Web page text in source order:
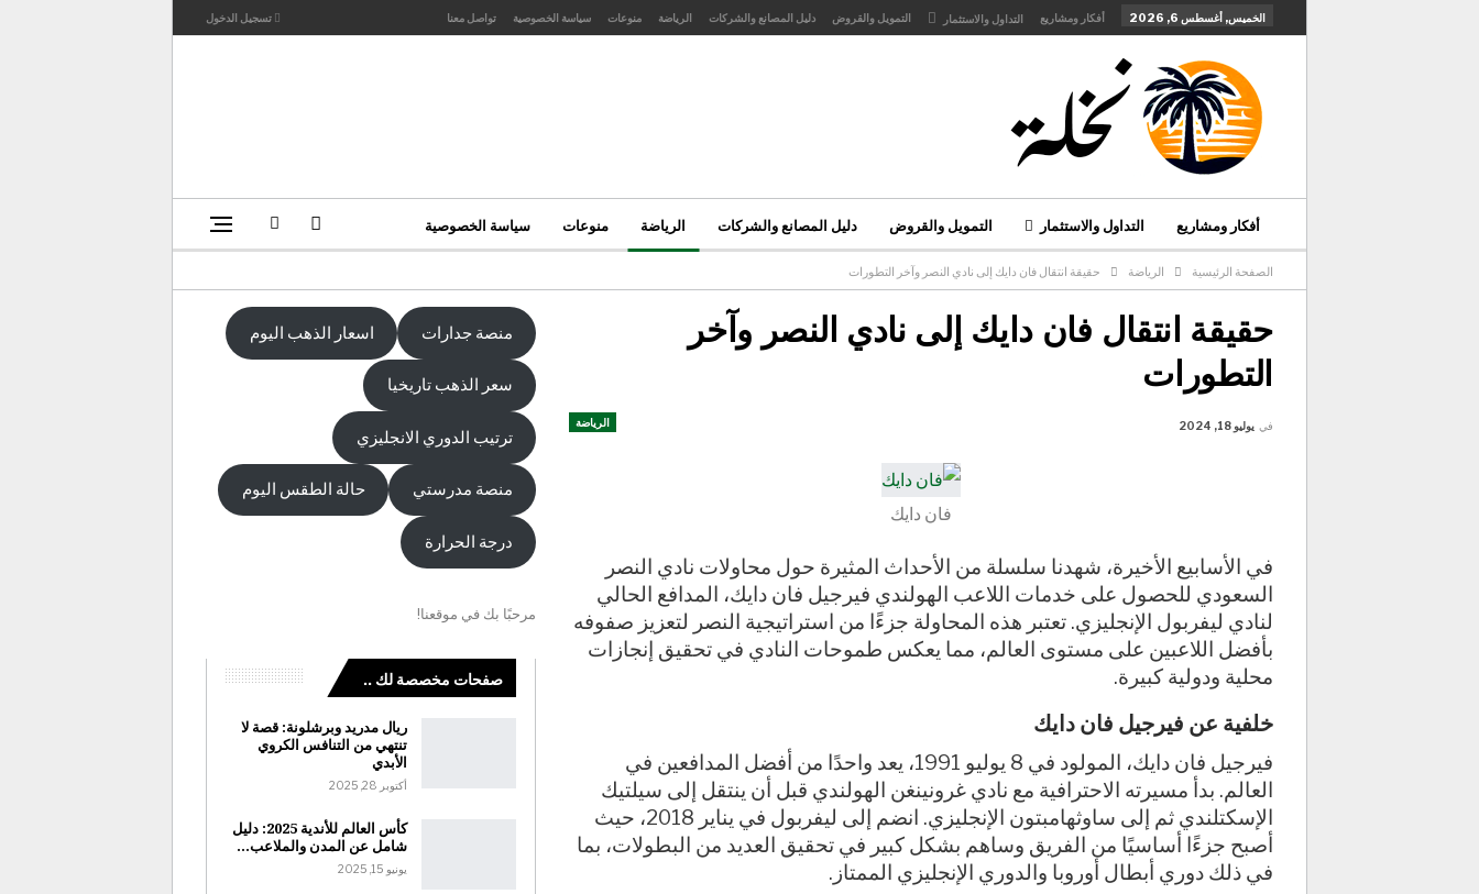
تسجيل الدخول الخميس, أغسطس 6, 2026 أفكار ومشاريع التداول والاستثمار التمويل والقروض دليل المصانع والشركات الرياضة منوعات سياسة الخصوصية تواصل معنا
أفكار ومشاريع التداول والاستثمار التمويل والقروض دليل المصانع والشركات الرياضة منوعات سياسة الخصوصية
تواصل معنا
الصفحة الرئيسية الرياضة حقيقة انتقال فان دايك إلى نادي النصر وآخر التطورات
حقيقة انتقال فان دايك إلى نادي النصر وآخر
التطورات
الرياضة في يوليو 18, 2024
فان دايك
في الأسابيع الأخيرة، شهدنا سلسلة من الأحداث المثيرة حول محاولات نادي النصر
السعودي للحصول على خدمات اللاعب الهولندي فيرجيل فان دايك، المدافع الحالي
لنادي ليفربول الإنجليزي. تعتبر هذه المحاولة جزءًا من استراتيجية النصر لتعزيز صفوفه
بأفضل اللاعبين على مستوى العالم، مما يعكس طموحات النادي في تحقيق إنجازات
محلية ودولية كبيرة.
خلفية عن فيرجيل فان دايك
فيرجيل فان دايك، المولود في 8 يوليو 1991، يعد واحدًا من أفضل المدافعين في
العالم. بدأ مسيرته الاحترافية مع نادي غرونينغن الهولندي قبل أن ينتقل إلى سيلتيك
الإسكتلندي ثم إلى ساوثهامبتون الإنجليزي. انضم إلى ليفربول في يناير 2018، حيث
أصبح جزءًا أساسيًا من الفريق وساهم بشكل كبير في تحقيق العديد من البطولات، بما
في ذلك دوري أبطال أوروبا والدوري الإنجليزي الممتاز.
منصة جدارات اسعار الذهب اليوم
سعر الذهب تاريخيا
ترتيب الدوري الانجليزي
منصة مدرستي حالة الطقس اليوم
درجة الحرارة
مرحبًا بك في موقعنا!
صفحات مخصصة لك ..
ريال مدريد وبرشلونة: قصة لا
تنتهي من التنافس الكروي
الأبدي
أكتوبر 28, 2025
كأس العالم للأندية 2025: دليل
شامل عن المدن والملاعب…
يونيو 15, 2025